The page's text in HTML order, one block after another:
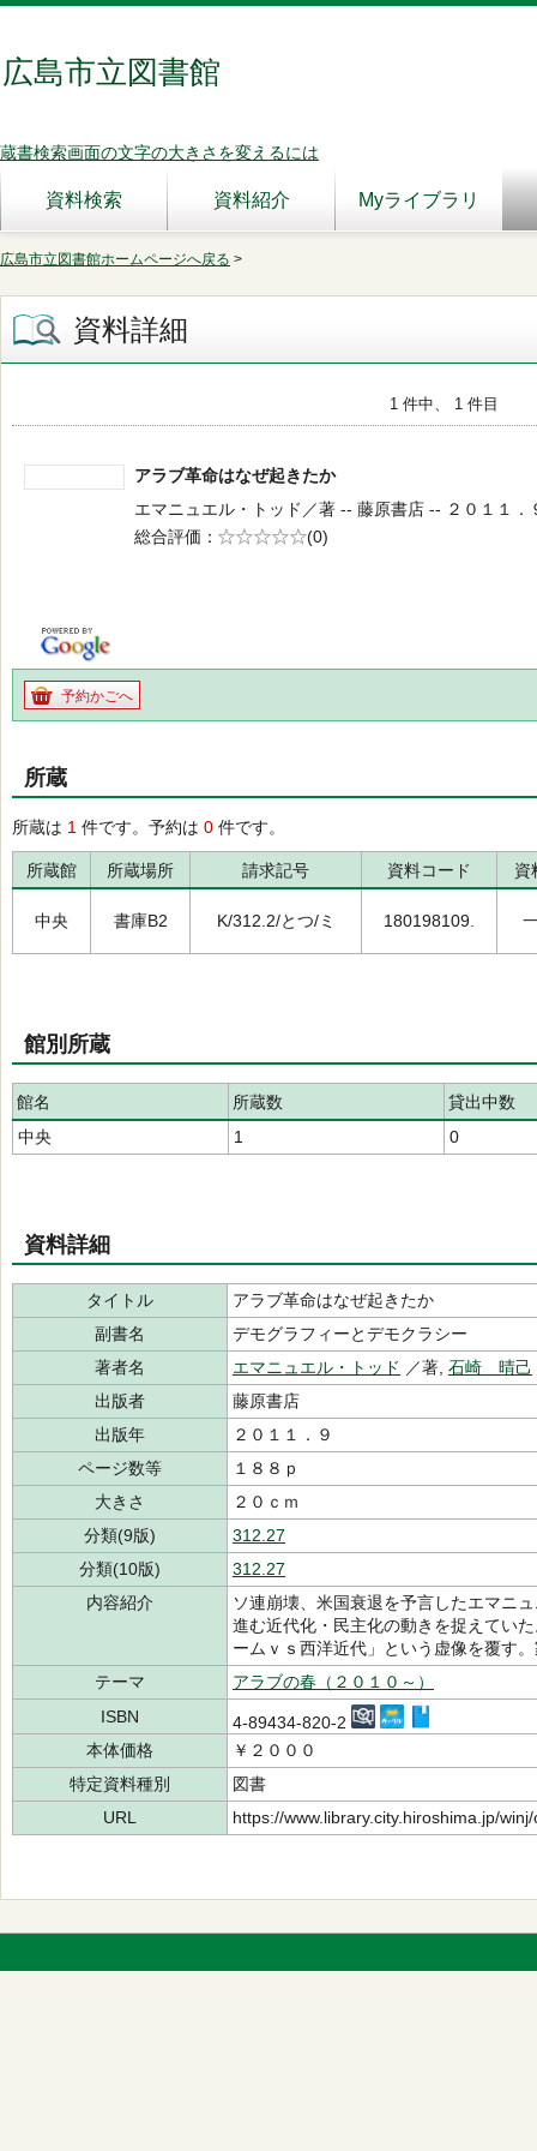
広島市立図書館
蔵書検索画面の文字の大きさを変えるには
資料検索 資料紹介 Myライブラリ
広島市立図書館ホームページへ戻る >
資料詳細
1 件中、 1 件目
アラブ革命はなぜ起きたか
エマニュエル・トッド／著 -- 藤原書店 -- ２０１１．
総合評価
5段階評価
(0)
予約かごへ
所蔵
所蔵は 1 件です。予約は 0 件です。
所蔵館 所蔵場所 請求記号 資料コード 資
中央 書庫B2 K/312.2/とつ/ミ 180198109.
館別所蔵
館名 所蔵数
貸出中数
中央
1 0
資料詳細
タイトル
アラブ革命はなぜ起きたか
副書名
デモグラフィーとデモクラシー
著者名
エマニュエル・トッド ／著, 石崎 晴己
出版者
藤原書店
出版年
２０１１．９
ページ数等
１８８ｐ
大きさ
２０ｃｍ
分類(9版)
312.27
分類(10版)
312.27
内容紹介
ソ連崩壊、米国衰退を予言したエマニ
進む近代化・民主化の動きを捉えてい
ームｖｓ西洋近代」という虚像を覆す
テーマ
アラブの春（２０１０～）
ISBN
4-89434-820-2
本体価格
￥２０００
特定資料種別
図書
URL
https://www.library.city.hiroshima.jp/